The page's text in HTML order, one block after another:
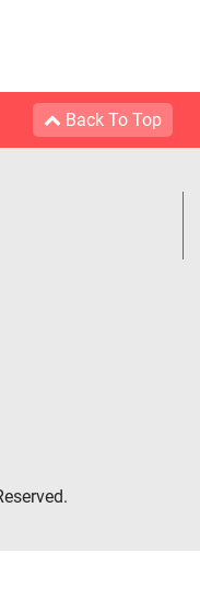
Back To Top